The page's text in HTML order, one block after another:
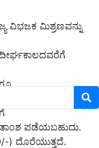
ವಿಭಜಕ ಮಿಶ್ರಣವನ್ನು
ಪಡೆಯಬಹುದು.
) ದೊರೆಯುತ್ತದೆ.